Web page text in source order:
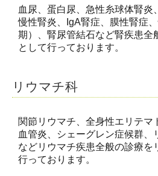
血尿 蛋白尿 急性糸球体腎炎
慢性腎炎 、IgA腎症 膜性腎症 、
期）
腎尿管結石など腎疾患全
として行っております。
リウマチ科
関節リウマチ 全身性エリテマ
血管炎
シェーグレン症候群
などリウマチ疾患全般の診療を
行っております。